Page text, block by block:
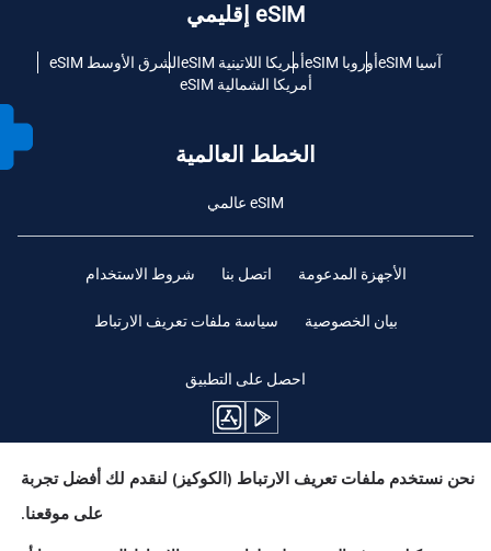
eSIM إقليمي
آسيا eSIM أوروبا eSIM أمريكا اللاتينية eSIM
الشرق الأوسط eSIM
أمريكا الشمالية eSIM
الخطط العالمية
eSIM عالمي
الأجهزة المدعومة اتصل بنا شروط الاستخدام
بيان الخصوصية سياسة ملفات تعريف الارتباط
احصل على التطبيق
ابقوا متابعين
نحن نستخدم ملفات تعريف الارتباط (الكوكيز) لنقدم لك أفضل تجربة
على موقعنا.